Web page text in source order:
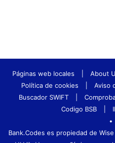
Páginas web locales About
Política de cookies
Aviso
Buscador SWIFT
Codigo BSB
•
Bank.Codes es propiedad de